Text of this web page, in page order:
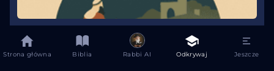
Plan 7 rozdziały
Strona główna Biblia Rabbi AI Odkrywaj Jeszcze